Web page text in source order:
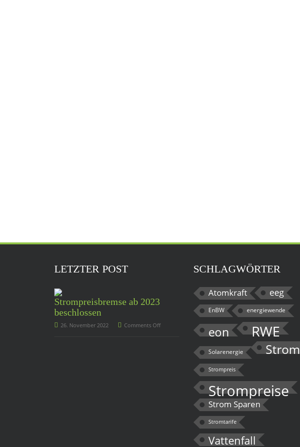
LETZTER POST
Strompreisbremse ab 2023
beschlossen
26. November 2022 Comments Off
SCHLAGWÖRTER
Atomkraft eeg
EnBW energiewende
eon RWE
Solarenergie Strom
Strompreis
Strompreise
Strom Sparen
Stromtarife
Vattenfall